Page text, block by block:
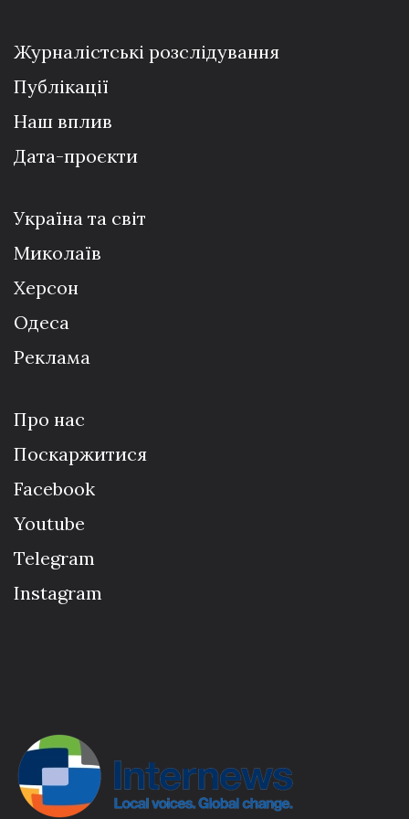
Журналістські розслідування
Публікації
Наш вплив
Дата-проєкти
Україна та світ
Миколаїв
Херсон
Одеса
Реклама
Про нас
Поскаржитися
Facebook
Youtube
Telegram
Instagram